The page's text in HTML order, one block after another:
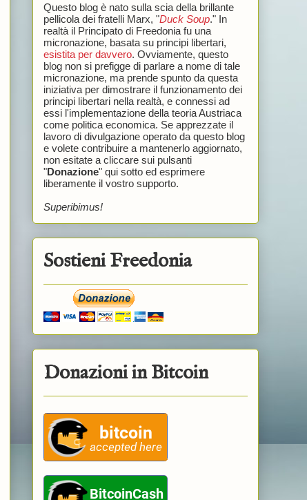
Questo blog è nato sulla scia della brillante
pellicola dei fratelli Marx, "Duck Soup." In
realtà il Principato di Freedonia fu una
micronazione, basata su principi libertari,
esistita per davvero. Ovviamente, questo
blog non si prefigge di parlare a nome di tale
micronazione, ma prende spunto da questa
iniziativa per dimostrare il funzionamento dei
principi libertari nella realtà, e connessi ad
essi l'implementazione della teoria Austriaca
come politica economica. Se apprezzate il
lavoro di divulgazione operato da questo blog
e volete contribuire a mantenerlo aggiornato,
non esitate a cliccare sui pulsanti
"Donazione" qui sotto ed esprimere
liberamente il vostro supporto.
Superibimus!
Sostieni Freedonia
Donazioni in Bitcoin